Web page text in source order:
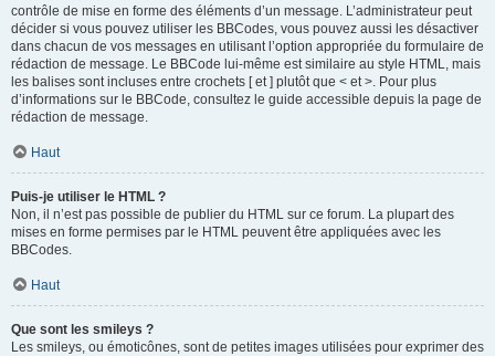
contrôle de mise en forme des éléments d’un message. L’administrateur peut
décider si vous pouvez utiliser les BBCodes, vous pouvez aussi les désactiver
dans chacun de vos messages en utilisant l’option appropriée du formulaire de
rédaction de message. Le BBCode lui-même est similaire au style HTML, mais
les balises sont incluses entre crochets [ et ] plutôt que < et >. Pour plus
d’informations sur le BBCode, consultez le guide accessible depuis la page de
rédaction de message.
Haut
Puis-je utiliser le HTML ?
Non, il n’est pas possible de publier du HTML sur ce forum. La plupart des
mises en forme permises par le HTML peuvent être appliquées avec les
BBCodes.
Haut
Que sont les smileys ?
Les smileys, ou émoticônes, sont de petites images utilisées pour exprimer des